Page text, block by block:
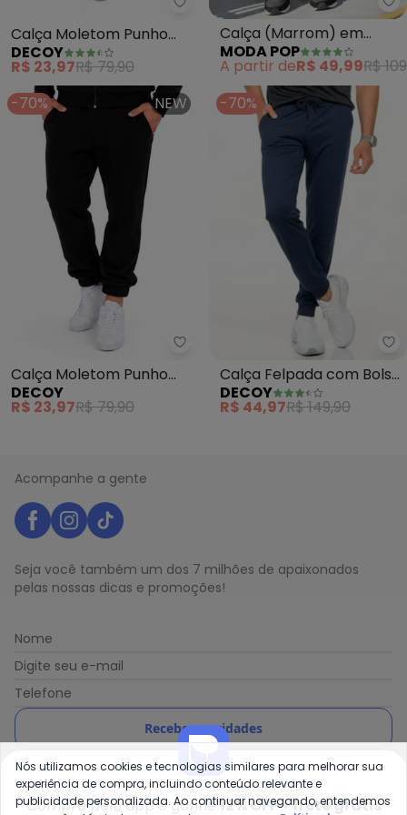
Calça Moletom Punho
Ribana (Verde)
DECOY
R$ 23,97R$ 79,90
Calça (Marrom) em
Moletinho com Detalhe
de Zíper
MODA POP
A partir deR$ 49,99R$
-70%
NEW
Decoy - Calça Moletom Punho
Calça Moletom Punho
Elástico (Preto)
DECOY
R$ 23,97R$ 79,90
-70%
Calça Felpada com Bolso
e Caseado (Azul)
DECOY
R$ 44,97R$ 149,90
Acompanhe a gente
Seja você também um dos 7 milhões de apaixonados
pelas nossas dicas e promoções!
Nome
Digite seu e-mail
Telefone
Receber novidades
Ao enviar o cadastro, você concorda com a nossa Política
de Privacidade
Compre pelo app e ganhe12% OFF + frete grátis
Nós utilizamos cookies e tecnologias similares para melhorar sua
experiência de compra, incluindo conteúdo relevante e
publicidade personalizada. Ao continuar navegando, entendemos